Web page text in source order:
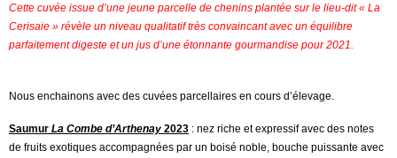
Cette cuvée issue d’une jeune parcelle de chenins plantée sur le lieu-dit « La
Cerisaie » révèle un niveau qualitatif très convaincant avec un équilibre
parfaitement digeste et un jus d’une étonnante gourmandise pour 2021.
Nous enchainons avec des cuvées parcellaires en cours d’élevage.
Saumur La Combe d’Arthenay 2023 : nez riche et expressif avec des notes
de fruits exotiques accompagnées par un boisé noble, bouche puissante avec